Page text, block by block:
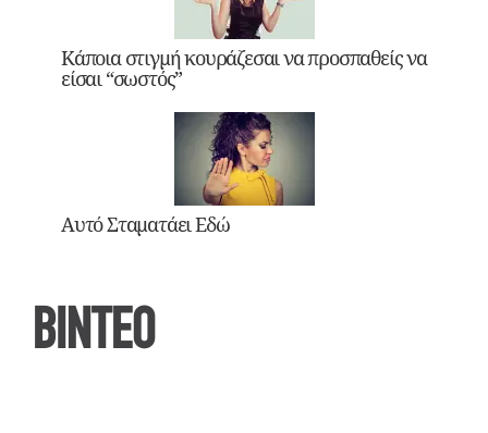
Κάποια στιγμή κουράζεσαι να προσπαθείς να
είσαι “σωστός”
Αυτό Σταματάει Εδώ
ΒΙΝΤΕΟ